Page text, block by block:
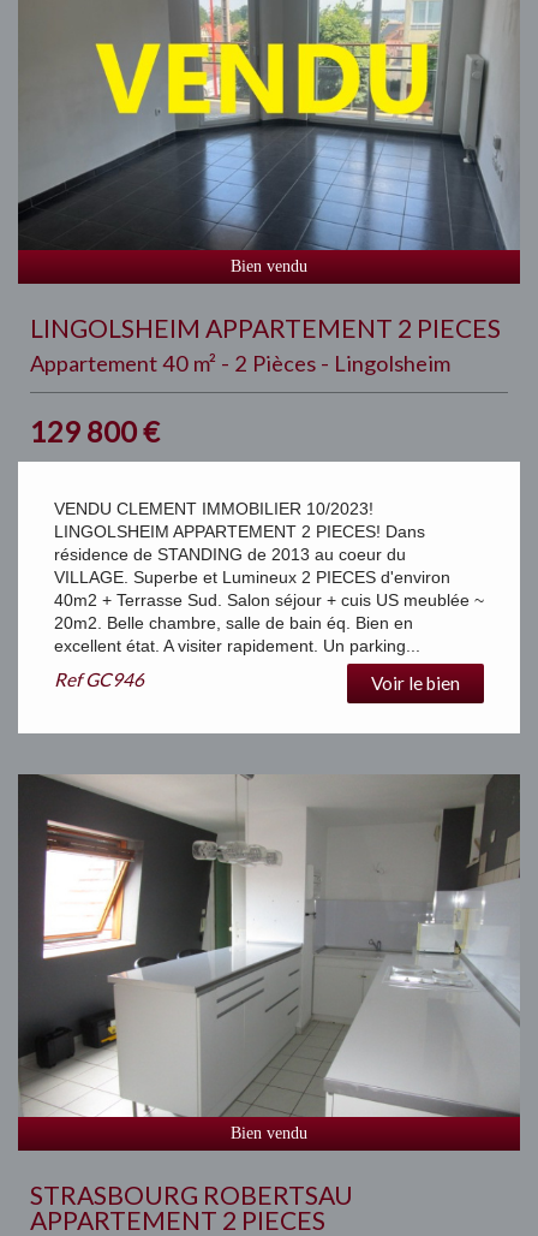
Bien vendu
LINGOLSHEIM APPARTEMENT 2 PIECES
Appartement 40 m² - 2 Pièces - Lingolsheim
129 800€
VENDU CLEMENT IMMOBILIER 10/2023!
LINGOLSHEIM APPARTEMENT 2 PIECES! Dans
résidence de STANDING de 2013 au coeur du
VILLAGE. Superbe et Lumineux 2 PIECES d'environ
40m2 + Terrasse Sud. Salon séjour + cuis US meublée ~
20m2. Belle chambre, salle de bain éq. Bien en
excellent état. A visiter rapidement. Un parking...
RefGC946 Voir le bien
Bien vendu
STRASBOURG ROBERTSAU
APPARTEMENT 2 PIECES